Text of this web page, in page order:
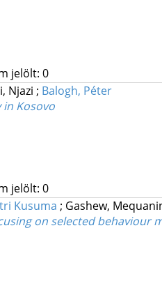
jelölt: 0
Njazi ; Balogh, Péter
in Kosovo
jelölt: 0
Kusuma ; Gashew,
on selected